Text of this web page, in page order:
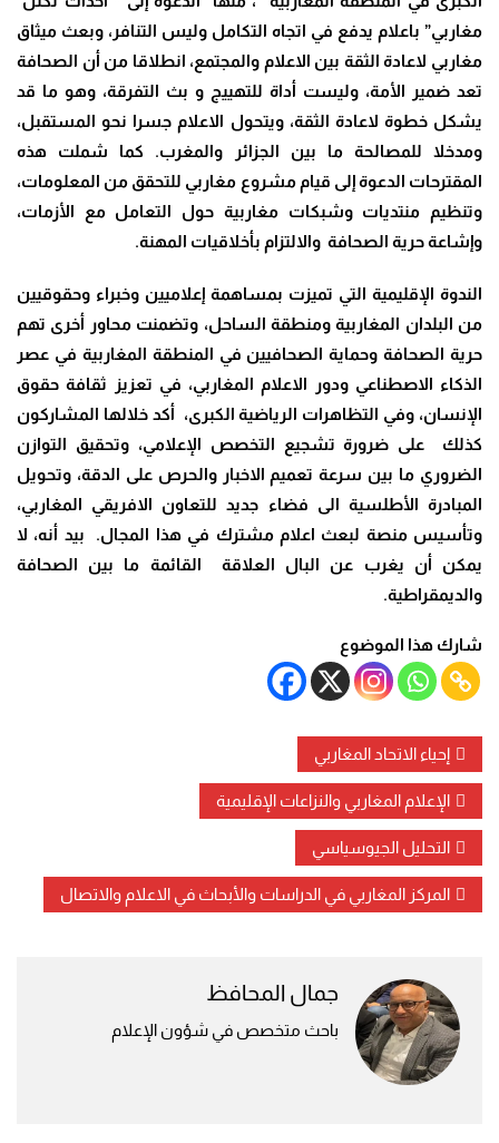
مغاربي” باعلام يدفع في اتجاه التكامل وليس التنافر، وبعث ميثاق
مغاربي لاعادة الثقة بين الاعلام والمجتمع، انطلاقا من أن الصحافة
تعد ضمير الأمة، وليست أداة للتهييج و بث التفرقة، وهو ما قد
يشكل خطوة لاعادة الثقة، ويتحول الاعلام جسرا نحو المستقبل،
ومدخلا للمصالحة ما بين الجزائر والمغرب. كما شملت هذه
المقترحات الدعوة إلى قيام مشروع مغاربي للتحقق من المعلومات،
وتنظيم منتديات وشبكات مغاربية حول التعامل مع الأزمات،
وإشاعة حرية الصحافة والالتزام بأخلاقيات المهنة.
الندوة الإقليمية التي تميزت بمساهمة إعلاميين وخبراء وحقوقيين
من البلدان المغاربية ومنطقة الساحل، وتضمنت محاور أخرى تهم
حرية الصحافة وحماية الصحافيين في المنطقة المغاربية في عصر
الذكاء الاصطناعي ودور الاعلام المغاربي، في تعزيز ثقافة حقوق
الإنسان، وفي التظاهرات الرياضية الكبرى، أكد خلالها المشاركون
كذلك على ضرورة تشجيع التخصص الإعلامي، وتحقيق التوازن
الضروري ما بين سرعة تعميم الاخبار والحرص على الدقة، وتحويل
المبادرة الأطلسية الى فضاء جديد للتعاون الافريقي المغاربي،
وتأسيس منصة لبعث اعلام مشترك في هذا المجال. بيد أنه، لا
يمكن أن يغرب عن البال العلاقة القائمة ما بين الصحافة
والديمقراطية.
شارك هذا الموضوع
إحياء الاتحاد المغاربي
الإعلام المغاربي والنزاعات الإقليمية
التحليل الجيوسياسي
المركز المغاربي في الدراسات والأبحاث في الاعلام والاتصال
جمال المحافظ
باحث متخصص في شؤون الإعلام